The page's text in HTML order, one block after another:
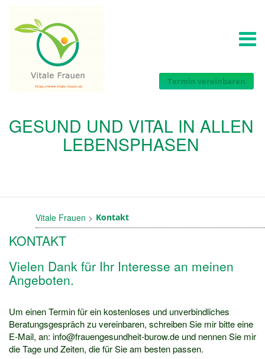
GESUND UND VITAL IN ALLEN
LEBENSPHASEN
Termin vereinbaren
Vitale Frauen Kontakt
KONTAKT
Vielen Dank für Ihr Interesse an meinen
Angeboten.
Um einen Termin für ein kostenloses und unverbindliches
Beratungsgespräch zu vereinbaren, schreiben Sie mir bitte eine
E-Mail, an: info@frauengesundheit-burow.de und nennen Sie mir
die Tage und Zeiten, die für Sie am besten passen.